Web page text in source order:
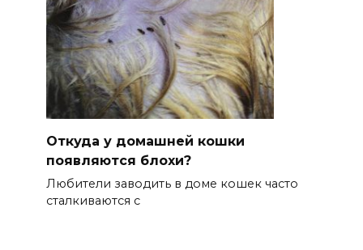
Откуда у домашней кошки
появляются блохи?
Любители заводить в доме кошек часто
сталкиваются с